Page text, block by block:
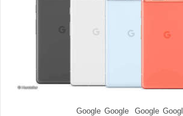
Google Google
Google